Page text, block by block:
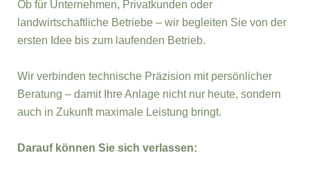
Ob für Unternehmen, Privatkunden oder
landwirtschaftliche Betriebe – wir begleiten Sie von der
ersten Idee bis zum laufenden Betrieb.
Wir verbinden technische Präzision mit persönlicher
Beratung – damit Ihre Anlage nicht nur heute, sondern
auch in Zukunft maximale Leistung bringt.
Darauf können Sie sich verlassen: